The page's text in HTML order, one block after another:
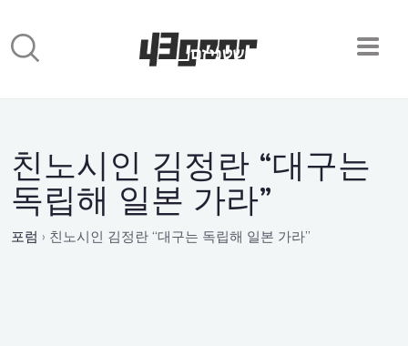
친노시인 김정란 “대구는
독립해 일본 가라”
포럼 › 친노시인 김정란 “대구는 독립해 일본 가라”